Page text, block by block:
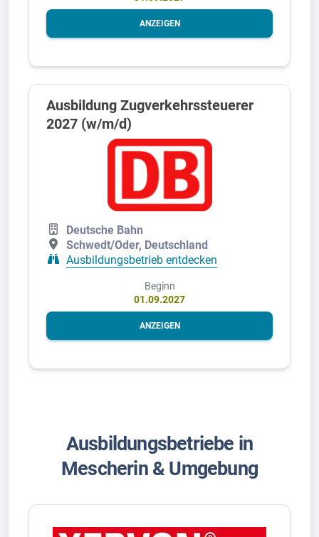
ANZEIGEN
Ausbildung Zugverkehrssteuerer
2027 (w/m/d)
Deutsche Bahn
Schwedt/Oder, Deutschland
Ausbildungsbetrieb entdecken
Beginn
01.09.2027
ANZEIGEN
Ausbildungsbetriebe in
Mescherin & Umgebung